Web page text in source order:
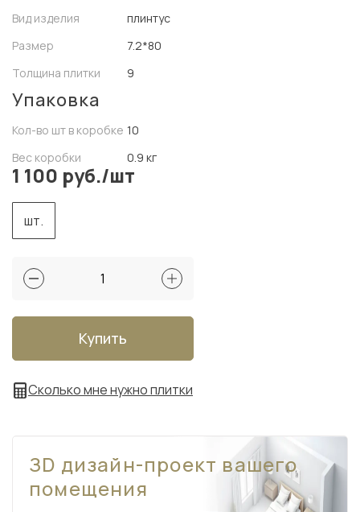
Вид изделия
плинтус
Размер
7.2*80
Толщина плитки
9
Упаковка
Кол-во шт в коробке 10
Вес коробки
0.9 кг
1 100 руб./шт
шт.
Купить
Сколько мне нужно плитки
ЗD дизайн-проект вашего
помещения